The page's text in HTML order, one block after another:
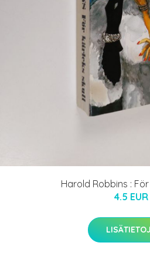
Harold Robbins :
4.5 EUR